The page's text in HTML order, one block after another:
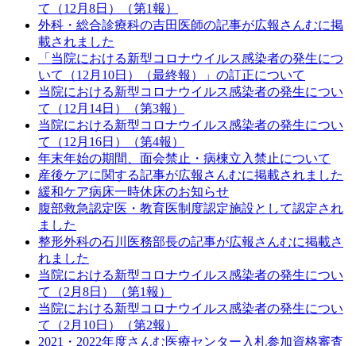
て（12月8日）（第1報）
外科・総合診療科の吉田医師の記事が広報さんむに掲
載されました
「当院における新型コロナウイルス感染者の発生につ
いて（12月10日）（最終報）」の訂正について
当院における新型コロナウイルス感染者の発生につい
て（12月14日）（第3報）
当院における新型コロナウイルス感染者の発生につい
て（12月16日）（第4報）
年末年始の期間、面会禁止・病棟立入禁止について
産後ケアに関する記事が広報さんむに掲載されました
緩和ケア病床一時休床のお知らせ
腹部救急認定医・教育医制度認定施設として認定され
ました
整形外科の石川医務部長の記事が広報さんむに掲載さ
れました
当院における新型コロナウイルス感染者の発生につい
て（2月8日）（第1報）
当院における新型コロナウイルス感染者の発生につい
て（2月10日）（第2報）
2021・2022年度さんむ医療センター入札参加資格審査